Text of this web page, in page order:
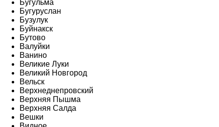
Бугульма
Бугуруслан
Бузулук
Буйнакск
Бутово
Валуйки
Ванино
Великие Луки
Великий Новгород
Вельск
Верхнеднепровский
Верхняя Пышма
Верхняя Салда
Вешки